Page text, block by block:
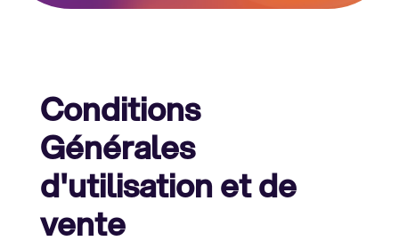
Conditions
Générales
d'utilisation et de
vente